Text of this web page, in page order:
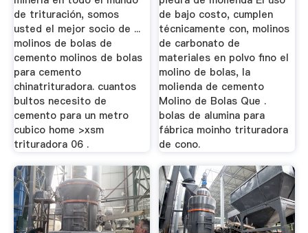
de trituración, somos
usted el mejor socio de ...
molinos de bolas de
cemento molinos de bolas
para cemento
chinatrituradora. cuantos
bultos necesito de
cemento para un metro
cubico home >xsm
trituradora 06 .
de bajo costo, cumplen
técnicamente con, molinos
de carbonato de
materiales en polvo fino el
molino de bolas, la
molienda de cemento
Molino de Bolas Que .
bolas de alumina para
fábrica moinho trituradora
de cono.